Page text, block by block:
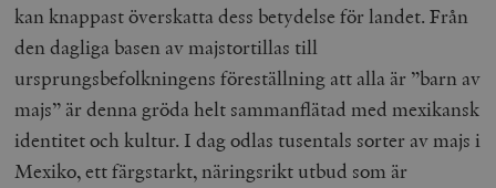
kan knappast överskatta dess betydelse för landet. Från
den dagliga basen av majstortillas till
ursprungsbefolkningens föreställning ​​att alla är ”barn av
majs” är denna gröda helt sammanflätad med mexikansk
identitet och kultur. I dag odlas tusentals sorter av majs i
Mexiko, ett färgstarkt, näringsrikt utbud som är